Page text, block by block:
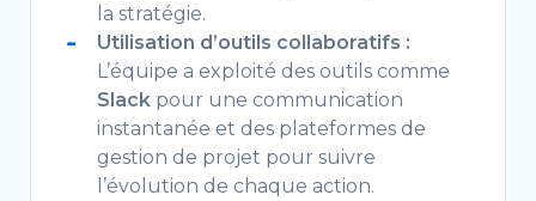
la stratégie.
Utilisation d’outils collaboratifs :
L’équipe a exploité des outils comme
Slack pour une communication
instantanée et des plateformes de
gestion de projet pour suivre
l’évolution de chaque action.